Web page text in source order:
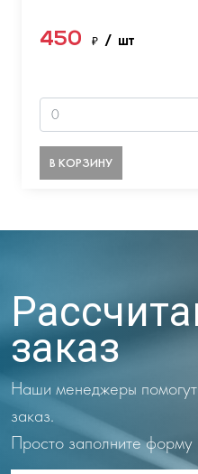
450 ₽ / шт
В КОРЗИНУ
заказ
Наши менеджеры
заказ.
Просто заполните форму